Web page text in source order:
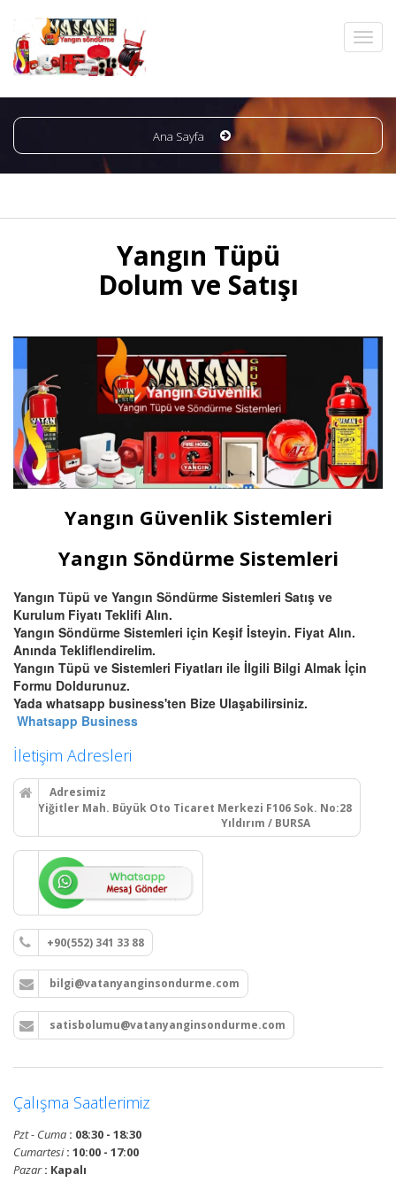
Ana Sayfa
Yangın Tüpü
Dolum ve Satışı
Yangın Güvenlik Sistemleri
Yangın Söndürme Sistemleri
Yangın Tüpü ve Yangın Söndürme Sistemleri Satış ve
Kurulum Fiyatı Teklifi Alın.
Yangın Söndürme Sistemleri için Keşif İsteyin. Fiyat Alın.
Anında Tekliflendirelim.
Yangın Tüpü ve Sistemleri Fiyatları ile İlgili Bilgi Almak İçin
Formu Doldurunuz.
Yada whatsapp business'ten Bize Ulaşabilirsiniz.
Whatsapp Business
İletişim Adresleri
Adresimiz
Yiğitler Mah. Büyük Oto Ticaret Merkezi F106 Sok. No:28
Yıldırım / BURSA
+90(552) 341 33 88
bilgi@vatanyanginsondurme.com
satisbolumu@vatanyanginsondurme.com
Çalışma Saatlerimiz
Pzt - Cuma : 08:30 - 18:30
Cumartesi: 10:00 - 17:00
Pazar: Kapalı